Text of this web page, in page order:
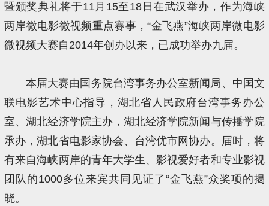
暨颁奖典礼将于11月15至18日在武汉举办，作为海峡
两岸微电影微视频重点赛事，“金飞燕”海峡两岸微电影
微视频大赛自2014年创办以来，已成功举办九届。
本届大赛由国务院台湾事务办公室新闻局、中国文
联电影艺术中心指导，湖北省人民政府台湾事务办公
室、湖北经济学院主办，湖北经济学院新闻与传播学院
承办，湖北省电影家协会、台湾优市网协办。届时，将
有来自海峡两岸的青年大学生、影视爱好者和专业影视
团队的1000多位来宾共同见证了“金飞燕”众奖项的揭
晓。